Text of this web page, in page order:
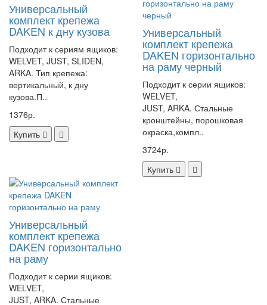
Универсальный
комплект крепежа
DAKEN к дну кузова
Подходит к сериям ящиков:
WELVET, JUST, SLIDEN,
ARKA. Тип крепежа:
вертикальный, к дну
кузова.П..
1376р.
Купить
Универсальный
комплект крепежа
DAKEN горизонтально
на раму черный
Подходит к серии ящиков:
WELVET,
JUST, ARKA. Стальные
кронштейны, порошковая
окраска,компл..
3724р.
Купить
Универсальный
комплект крепежа
DAKEN горизонтально
на раму
Подходит к серии ящиков:
WELVET,
JUST, ARKA. Стальные